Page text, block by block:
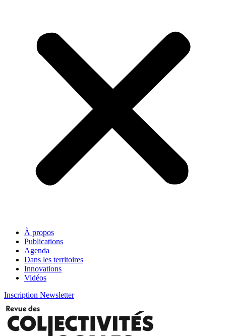
À propos
Publications
Agenda
Dans les territoires
Innovations
Vidéos
Inscription Newsletter